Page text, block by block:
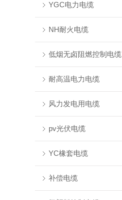
YGC电力电缆
NH耐火电缆
低烟无卤阻燃控制电缆
耐高温电力电缆
风力发电用电缆
pv光伏电缆
YC橡套电缆
补偿电缆